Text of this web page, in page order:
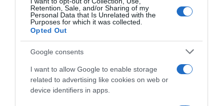
Retention, Sale, and/or Sharing of my
Personal Data that Is Unrelated with the
Purposes for which it was collected.
Opted Out
Google consents
I want to allow Google to enable storage
related to advertising like cookies on web or
device identifiers in apps.
το έντυπο Ε1,
το έντυπο Ε9.
Προσθήκη ως προτεινόμενη
πηγή στην Google